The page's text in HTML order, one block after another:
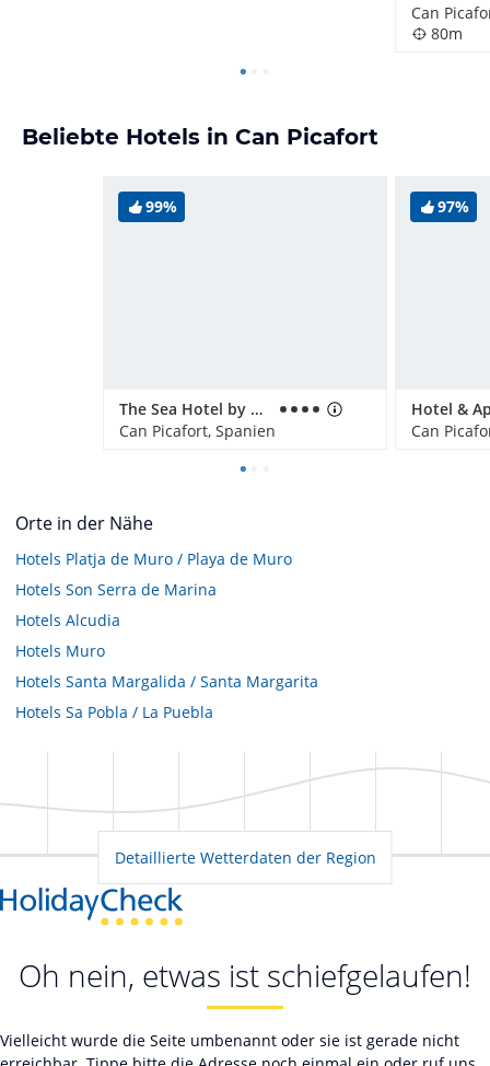
Can
80m
Beliebte Hotels in Can Picafort
99%
The Sea Hotel by Grupotel - Adults only
Can Picafort, Spanien
97%
Can
Orte in der Nähe
Hotels Platja de Muro / Playa de Muro
Hotels Son Serra de Marina
Hotels Alcudia
Hotels Muro
Hotels Santa Margalida / Santa Margarita
Hotels Sa Pobla / La Puebla
Detaillierte Wetterdaten der Region
Oh nein, etwas ist schiefgelaufen!
Vielleicht wurde die Seite umbenannt oder sie ist gerade nicht